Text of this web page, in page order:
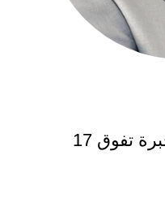
صحافي لبناني لديه خبرة تفوق 17